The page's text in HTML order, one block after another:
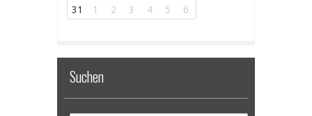
31
1 2 3 4 5 6
Suchen